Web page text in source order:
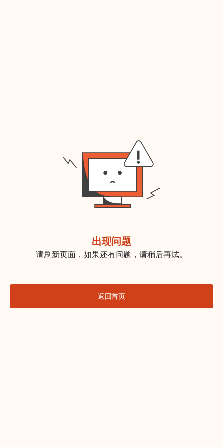
出现问题
请刷新页面，如果还有问题，请稍后再试。
返回首页